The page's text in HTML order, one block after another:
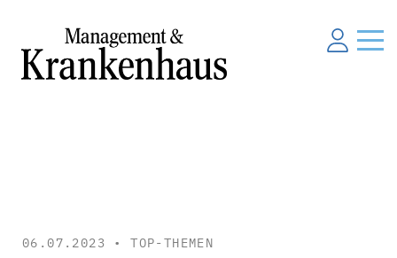
06.07.2023 •TOP-THEMEN